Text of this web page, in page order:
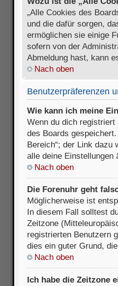
„Alle Cookies des
und die dafür sorgen,
ermöglichen sie einige
sofern von der
Abmeldung hast, kann
Nach oben
Benutzerpräferenzen
Wie kann ich meine
Wenn du dich registriert
des Boards
Bereich“; der Link dazu
alle deine Einstellungen
Nach oben
Die Forenuhr geht
Möglicherweise ist
In diesem Fall solltest
Zeitzone
registrierten Benutzern
dies ein guter Grund,
Nach oben
Ich habe die Zeitzone